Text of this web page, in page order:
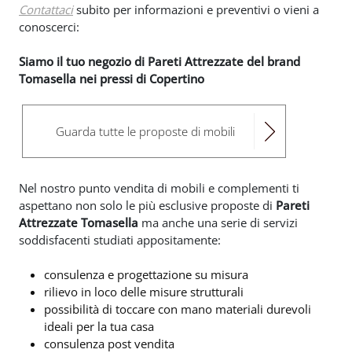
Contattacisubito per informazioni e preventivi o vieni a
conoscerci:
Siamo il tuo negozio di Pareti Attrezzate del brand
Tomasella nei pressi di Copertino
Guarda tutte le proposte di mobili
Nel nostro punto vendita di mobili e complementi ti
aspettano non solo le più esclusive proposte di Pareti
Attrezzate Tomasella ma anche una serie di servizi
soddisfacenti studiati appositamente:
consulenza e progettazione su misura
rilievo in loco delle misure strutturali
possibilità di toccare con mano materiali durevoli
ideali per la tua casa
consulenza post vendita